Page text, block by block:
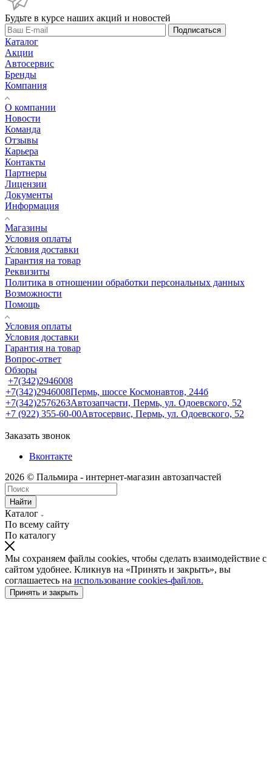
Будьте в курсе наших акций и новостей
Подписаться
Каталог
Акции
Автосервис
Бренды
Компания
О компании
Новости
Команда
Отзывы
Карьера
Контакты
Партнеры
Лицензии
Документы
Информация
Магазины
Условия оплаты
Условия доставки
Гарантия на товар
Реквизиты
Политика в отношении обработки персональных данных
Возможности
Помощь
Условия оплаты
Условия доставки
Гарантия на товар
Вопрос-ответ
Обзоры
+7(342)2946008
+7(342)2946008Пермь, шоссе Космонавтов, 244б
+7(342)2576263Автозапчасти, Пермь, ул. Одоевского, 52
+7 (922) 355-60-00Автосервис, Пермь, ул. Одоевского, 52
Заказать звонок
Вконтакте
2026 © Пальмира - интернет-магазин автозапчастей
Найти
Каталог
По всему сайту
По каталогу
Мы сохраняем файлы cookies, чтобы сделать взаимодействие с
сайтом удобнее. Кликнув на «Принять и закрыть», вы
соглашаетесь на использование cookies-файлов.
Принять и закрыть